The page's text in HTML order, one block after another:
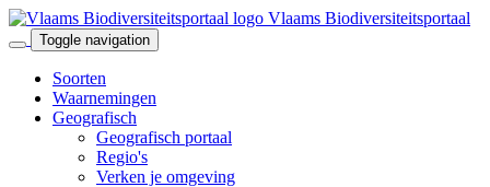
Vlaams Biodiversiteitsportaal
Toggle navigation
Soorten
Waarnemingen
Geografisch
Geografisch portaal
Regio's
Verken je omgeving